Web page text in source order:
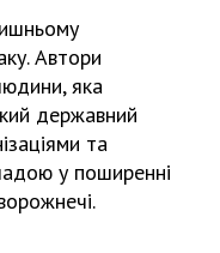
Автори
яка
державний
та
у поширенні